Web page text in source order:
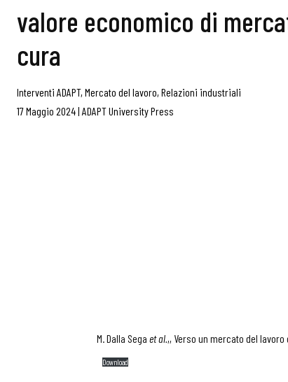
valore economico di
cura
Interventi ADAPT, Mercato del lavoro, Relazioni industriali
17 Maggio 2024| ADAPT University Press
M. Dalla Sega et al.,, Verso un mercato del
Download